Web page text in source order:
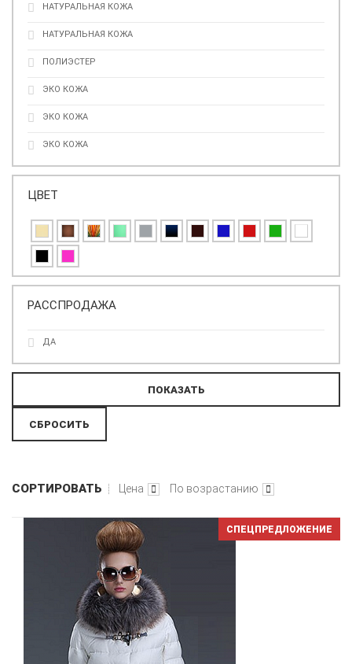
НАТУРАЛЬНАЯ КОЖА
НАТУРАЛЬНАЯ КОЖА
ПОЛИЭСТЕР
ЭКО КОЖА
ЭКО КОЖА
ЭКО КОЖА
ЦВЕТ
РАССПРОДАЖА
ДА
СОРТИРОВАТЬ Цена По возрастанию
СПЕЦПРЕДЛОЖЕНИЕ